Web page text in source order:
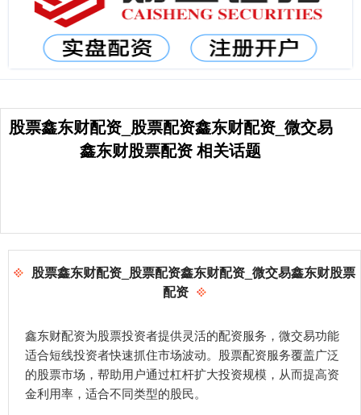
股票鑫东财配资_股票配资鑫东财配资_微交易
鑫东财股票配资 相关话题
股票鑫东财配资_股票配资鑫东财配资_微交易鑫东财股票
配资
鑫东财配资为股票投资者提供灵活的配资服务，微交易功能
适合短线投资者快速抓住市场波动。股票配资服务覆盖广泛
的股票市场，帮助用户通过杠杆扩大投资规模，从而提高资
金利用率，适合不同类型的股民。